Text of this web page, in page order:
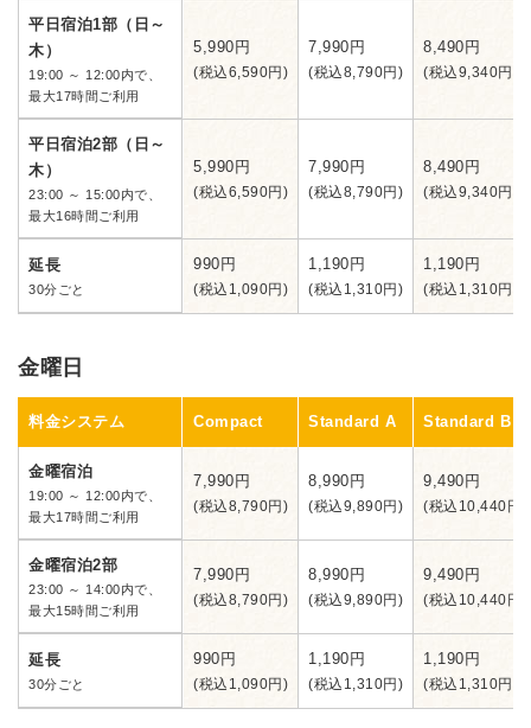
平日宿泊1部（日～
木）
19:00 ～ 12:00内で、
最大17時間ご利用
5,990円
(税込6,590円)
7,990円
(税込8,790円)
8,490円
(税込9,340円)
平日宿泊2部（日～
木）
23:00 ～ 15:00内で、
最大16時間ご利用
5,990円
(税込6,590円)
7,990円
(税込8,790円)
8,490円
(税込9,340円)
延長
30分ごと
990円
(税込1,090円)
1,190円
(税込1,310円)
1,190円
(税込1,310円)
金曜日
料金システム Compact Standard A Standard B
金曜宿泊
19:00 ～ 12:00内で、
最大17時間ご利用
7,990円
(税込8,790円)
8,990円
(税込9,890円)
9,490円
(税込10,440円)
金曜宿泊2部
23:00 ～ 14:00内で、
最大15時間ご利用
7,990円
(税込8,790円)
8,990円
(税込9,890円)
9,490円
(税込10,440円)
延長
30分ごと
990円
(税込1,090円)
1,190円
(税込1,310円)
1,190円
(税込1,310円)